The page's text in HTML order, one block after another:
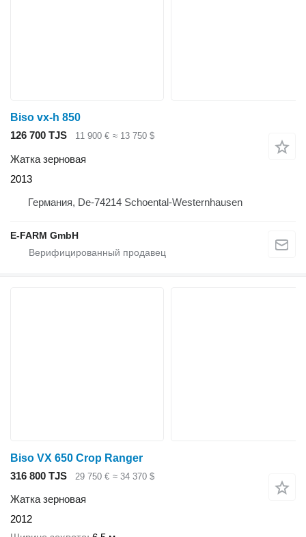
Biso vx-h 850
126 700 TJS
11 900 € ≈ 13 750 $
Жатка зерновая
2013
Германия, De-74214 Schoental-Westernhausen
E-FARM GmbH
Biso VX 650 Crop Ranger
316 800 TJS
29 750 € ≈ 34 370 $
Жатка зерновая
2012